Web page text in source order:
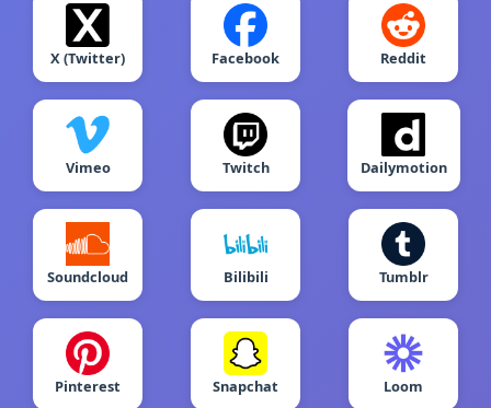
X (Twitter) Facebook Reddit
Vimeo Twitch Dailymotion
Soundcloud Bilibili Tumblr
Pinterest Snapchat Loom